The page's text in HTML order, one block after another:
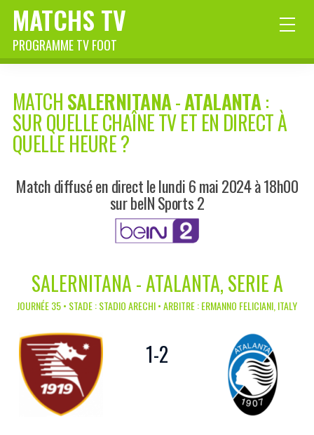
MATCHS TV
PROGRAMME TV FOOT
MATCHSALERNITANA-ATALANTA:
SUR QUELLE CHAÎNE TV ET EN DIRECT À
QUELLE HEURE ?
Match diffusé en direct le lundi 6 mai 2024 à 18h00
sur beIN Sports 2
SALERNITANA - ATALANTA, SERIE A
JOURNÉE 35 • STADE : STADIO ARECHI • ARBITRE : ERMANNO FELICIANI, ITALY
1-2